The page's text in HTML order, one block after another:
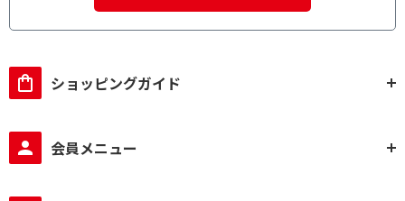
ショッピングガイド
会員メニュー